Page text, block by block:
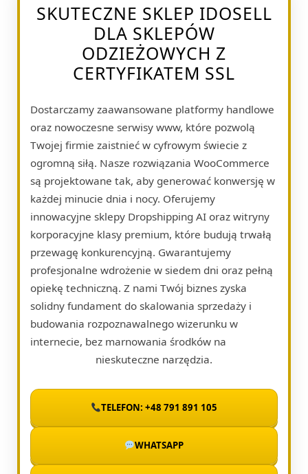
SKUTECZNE SKLEP IDOSELL
DLA SKLEPÓW
ODZIEŻOWYCH Z
CERTYFIKATEM SSL
Dostarczamy zaawansowane platformy handlowe
oraz nowoczesne serwisy www, które pozwolą
Twojej firmie zaistnieć w cyfrowym świecie z
ogromną siłą. Nasze rozwiązania WooCommerce
są projektowane tak, aby generować konwersję w
każdej minucie dnia i nocy. Oferujemy
innowacyjne sklepy Dropshipping AI oraz witryny
korporacyjne klasy premium, które budują trwałą
przewagę konkurencyjną. Gwarantujemy
profesjonalne wdrożenie w siedem dni oraz pełną
opiekę techniczną. Z nami Twój biznes zyska
solidny fundament do skalowania sprzedaży i
budowania rozpoznawalnego wizerunku w
internecie, bez marnowania środków na
nieskuteczne narzędzia.
TELEFON: +48 791 891 105
WHATSAPP